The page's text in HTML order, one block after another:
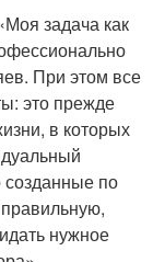
задача как
При этом все
это прежде
в которых
созданные по
нужное